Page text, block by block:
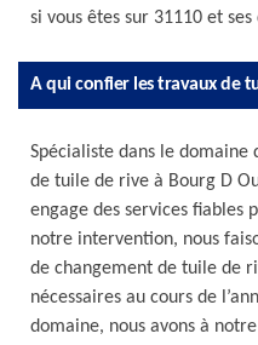
si vous êtes sur 31110 et
A qui confier les travaux de
Spécialiste dans le
de tuile de rive à Bourg D
engage des services fiables
notre intervention, nous
de changement de tuile de
nécessaires au cours de
domaine, nous avons à